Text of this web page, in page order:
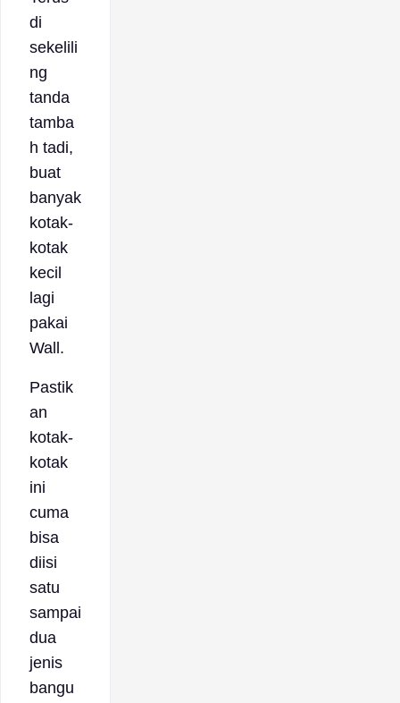
di
sekelili
ng
tanda
tamba
h tadi,
buat
banyak
kotak-
kotak
kecil
lagi
pakai
Wall.
Pastik
an
kotak-
kotak
ini
cuma
bisa
diisi
satu
sampai
dua
jenis
bangu